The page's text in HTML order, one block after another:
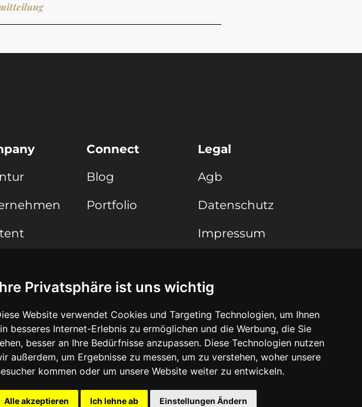
Privatsphäre ist uns wichtig
Website verwendet Cookies und Targeting Technologien, um Ihnen
besseres Internet-Erlebnis zu ermöglichen und die Werbung, die Sie
besser an Ihre Bedürfnisse anzupassen. Diese Technologien nutzen
außerdem, um Ergebnisse zu messen, um zu verstehen, woher unsere
kommen oder um unsere Website weiter zu entwickeln.
Alle akzeptieren Ich lehne ab Einstellungen Ändern
Media
Connect
Blog
Portfolio
Legal
Agb
Datenschutz
Impressum